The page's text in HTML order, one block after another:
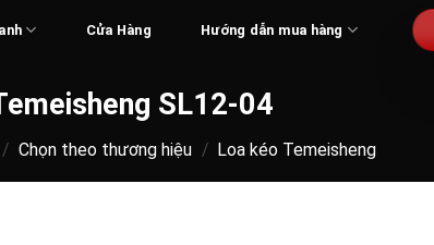
Cửa Hàng Hướng dẫn mua hàng
SL12-04
/ Chọn theo thương hiệu / Loa kéo Temeisheng